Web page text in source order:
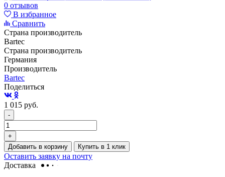
0 отзывов
В избранное
Сравнить
Страна производитель
Bartec
Страна производитель
Германия
Производитель
Bartec
Поделиться
1 015 руб.
-
+
Добавить в корзину
Купить в 1 клик
Оставить заявку на почту
Доставка